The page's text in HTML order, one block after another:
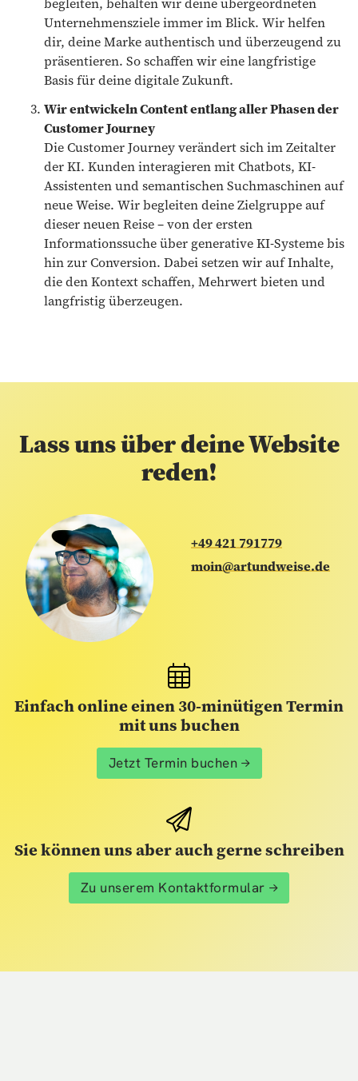
Unternehmensziele immer im Blick. Wir helfen
dir, deine Marke authentisch und überzeugend zu
präsentieren. So schaffen wir eine langfristige
Basis für deine digitale Zukunft.
Wir entwickeln Content entlang aller Phasen der
Customer Journey
Die Customer Journey verändert sich im Zeitalter
der KI. Kunden interagieren mit Chatbots, KI-
Assistenten und semantischen Suchmaschinen auf
neue Weise. Wir begleiten deine Zielgruppe auf
dieser neuen Reise – von der ersten
Informationssuche über generative KI-Systeme bis
hin zur Conversion. Dabei setzen wir auf Inhalte,
die den Kontext schaffen, Mehrwert bieten und
langfristig überzeugen.
Lass uns über deine Website
reden!
+49 421 791779
moin@artundweise.de
Einfach online einen 30-minütigen Termin
mit uns buchen
Jetzt Termin buchen
Sie können uns aber auch gerne schreiben
Zu unserem Kontaktformular